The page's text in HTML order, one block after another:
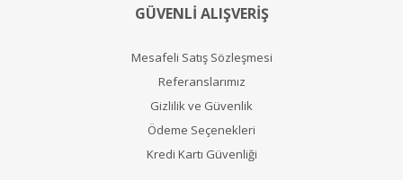
GÜVENLİ ALIŞVERİŞ
Mesafeli Satış Sözleşmesi
Referanslarımız
Gizlilik ve Güvenlik
Ödeme Seçenekleri
Kredi Kartı Güvenliği